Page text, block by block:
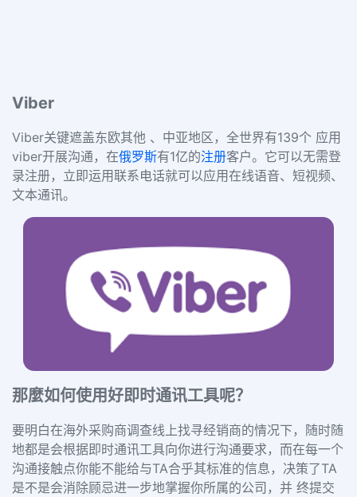
Viber
Viber关键遮盖东欧其他 、中亚地区，全世界有139个 应用
viber开展沟通，在俄罗斯有1亿的注册客户。它可以无需登
录注册，立即运用联系电话就可以应用在线语音、短视频、
文本通讯。
那麼如何使用好即时通讯工具呢？
要明白在海外采购商调查线上找寻经销商的情况下，随时随
地都是会根据即时通讯工具向你进行沟通要求，而在每一个
沟通接触点你能不能给与TA合乎其标准的信息，决策了TA
是不是会消除顾忌进一步地掌握你所属的公司，并 终提交